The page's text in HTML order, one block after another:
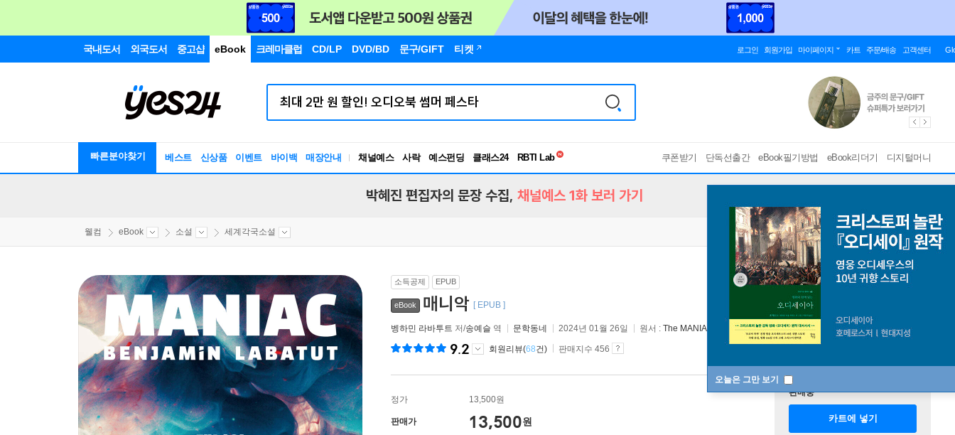
국내도서 외국도서 중고샵 eBook 크레마클럽 CD/LP DVD/BD 문구/GIFT 티켓 로그인 회원가입 마이페이지 카트 주문/배송 고객센터
빠른분야찾기 베스트 신상품 이벤트 바이백 매장안내 채널예스 사락 예스펀딩 클래스24
독서유형검사
쿠폰받기 단독선출간 eBook필기방법 eBook리더기 디지털머니
오늘은 그만 보기
박혜진 편집자의 문장 수집, 채널예스 1화 보러 가기
웰컴 eBook 소설 세계각국소설
소득공제 EPUB
eBook 매니악 [ EPUB ]
벵하민 라바투트 저/송예슬 역 문학동네 2024년 01월 26일 원서 : The MANIAC
9.2 회원리뷰(68건) 판매지수 456
정가 13,500원
판매가 13,500원
판매중
카트에 넣기